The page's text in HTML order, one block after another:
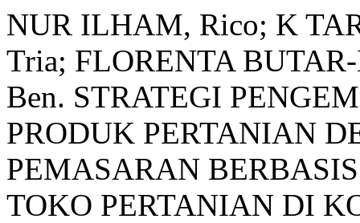
NUR ILHAM, Rico; K
Tria; FLORENTA
Ben. STRATEGI
PRODUK PERTANIAN
PEMASARAN
TOKO PERTANIAN DI